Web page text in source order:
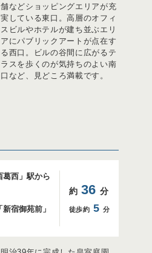
舗などショッピングエリアが充
実している東口。高層のオフィ
スビルやホテルが建ち並ぶエリ
アにパブリックアートが点在す
る西口。ビルの谷間に広がるテ
ラスを歩くのが気持ちのよい南
口など、見どころ満載です。
葛西」駅から
宿御苑前」
約 36 分
徒歩約 5 分